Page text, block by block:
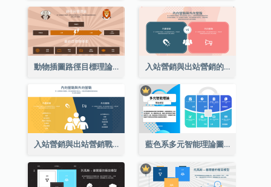
動物插圖路徑目標理論戰略分析 入站營銷與出站營銷的戰略分析
入站營銷與出站營銷戰略分析 藍色系多元智能理論圖表